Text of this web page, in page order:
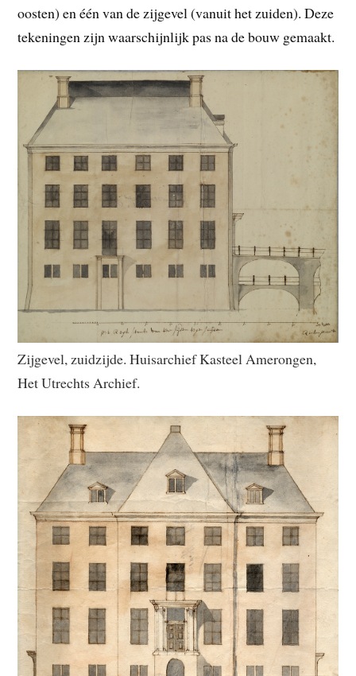
oosten) en één van de zijgevel (vanuit het zuiden). Deze
tekeningen zijn waarschijnlijk pas na de bouw gemaakt.
Zijgevel, zuidzijde. Huisarchief Kasteel Amerongen,
Het Utrechts Archief.